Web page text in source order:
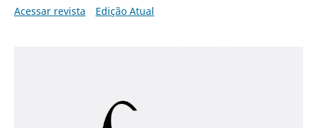
Acessar revista
Edição Atual